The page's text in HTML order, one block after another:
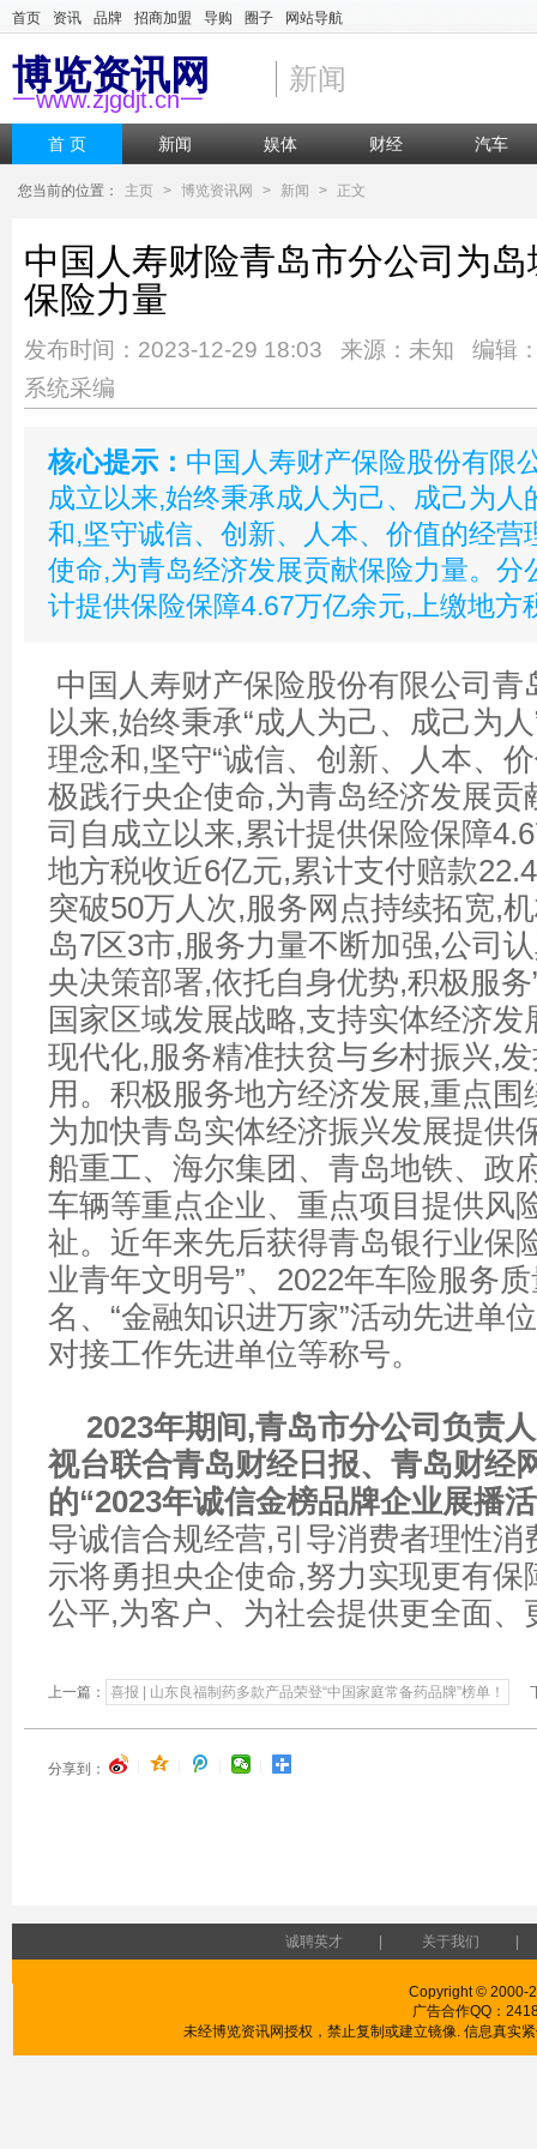
首页 资讯 品牌 招商加盟 导购 圈子 网站导航
博览资讯网
一www.zjgdjt.cn一
新闻
首 页 新闻 娱体 财经 汽车
您当前的位置： 主页 > 博览资讯网 > 新闻 > 正文
中国人寿财险青岛市分公司为
保险力量
发布时间：2023-12-29 18:03 来源：未知 编辑
系统采编
核心提示： 中国人寿财产保险股份有限
成立以来,始终秉承成人为己、成己为人
和,坚守诚信、创新、人本、价值的经营
使命,为青岛经济发展贡献保险力量。分
计提供保险保障4.67万亿余元,上缴地方
中国人寿财产保险股份有限公司青
以来,始终秉承“成人为己、成己为
理念和,坚守“诚信、创新、人本、
极践行央企使命,为青岛经济发展贡
司自成立以来,累计提供保险保障
地方税收近6亿元,累计支付赔款
突破50万人次,服务网点持续拓宽,
岛7区3市,服务力量不断加强,公司
央决策部署,依托自身优势,积极服务
国家区域发展战略,支持实体经济发
现代化,服务精准扶贫与乡村振兴,
用。积极服务地方经济发展,重点围
为加快青岛实体经济振兴发展提供
船重工、海尔集团、青岛地铁、政
车辆等重点企业、重点项目提供风
祉。近年来先后获得青岛银行业保
业青年文明号”、2022年车险服务
名、“金融知识进万家”活动先进单
对接工作先进单位等称号。
2023年期间,青岛市分公司负责
视台联合青岛财经日报、青岛财经
的“2023年诚信金榜品牌企业展播
导诚信合规经营,引导消费者理性消
示将勇担央企使命,努力实现更有保
公平,为客户、为社会提供更全面、
上一篇： 喜报 | 山东良福制药多款产品荣登“中国家庭常备药品牌”榜单！
分享到：
诚聘英才 关于我们
Copyright © 2000-
广告合作QQ：
未经博览资讯网授权，禁止复制或建立镜像. 信息真实